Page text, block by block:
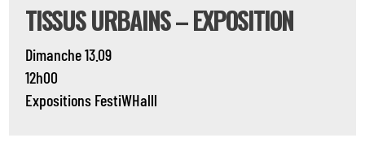
TISSUS URBAINS – EXPOSITION
Dimanche 13.09
12h00
Expositions FestiWHalll